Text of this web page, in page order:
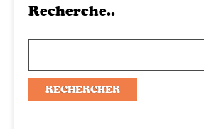
Recherche..